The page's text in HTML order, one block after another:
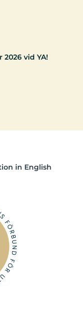
vid YA!
in English